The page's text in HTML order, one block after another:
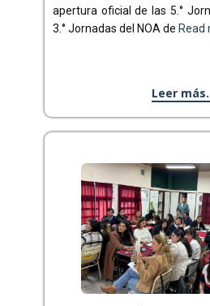
apertura oficial de las 5.°
3.° Jornadas del NOA de Read
Leer